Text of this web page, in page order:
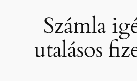
Számla
utalásos